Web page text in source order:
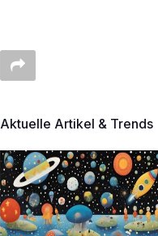
Aktuelle Artikel & Trends